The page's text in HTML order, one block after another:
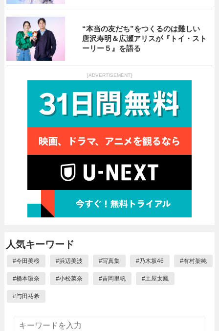
“本当の友だち”をつくるのは難しい
唐沢寿明＆広瀬アリスが『トイ・スト
ーリー５』を語る
[ADVERTISEMENT]
人気キーワード
#今田美桜 #浜辺美波 #写真集 #乃木坂46 #有村架純
#橋本環奈 #小松菜奈 #吉岡里帆 #土屋太鳳
#与田祐希